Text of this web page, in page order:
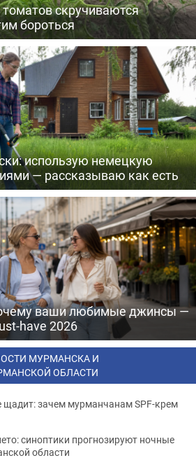
скручиваются
бороться
использую немецкую
— рассказываю как есть
ваши любимые джинсы —
have 2026
МУРМАНСКА И
ОБЛАСТИ
щадит: зачем мурманчанам SPF-крем
синоптики прогнозируют ночные
области